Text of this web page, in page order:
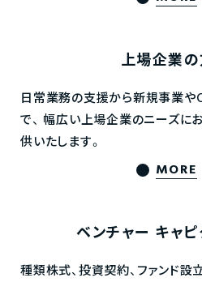
上場企業
日常業務の支援から新規事業や
で、 幅広い上場企業のニーズに
供いたします。
MORE
ベンチャー キャ
種類株式、投資契約、ファンド設